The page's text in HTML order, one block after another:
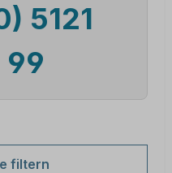
5121
99
filtern